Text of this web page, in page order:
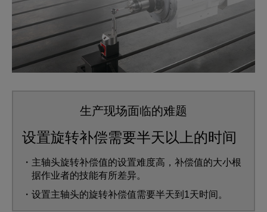
生产现场面临的难题
设置旋转补偿需要半天以上的时间
・主轴头旋转补偿值的设置难度高，补偿值的大小根
据作业者的技能有所差异。
・设置主轴头的旋转补偿值需要半天到1天时间。